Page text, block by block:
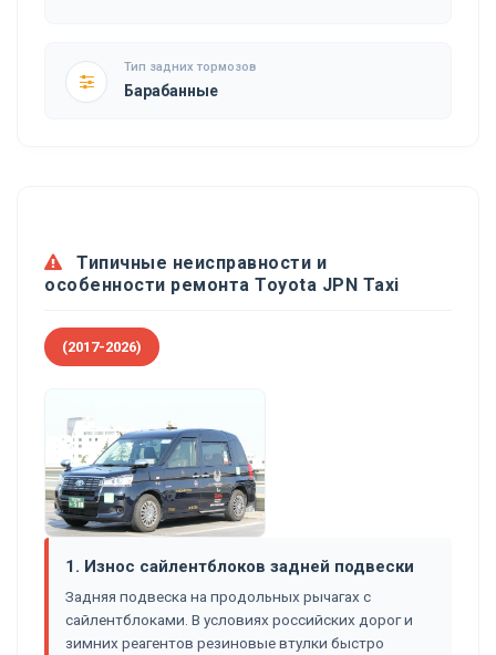
Тип задних тормозов
Барабанные
Типичные неисправности и
особенности ремонта Toyota JPN Taxi
(2017-2026)
1. Износ сайлентблоков задней подвески
Задняя подвеска на продольных рычагах с
сайлентблоками. В условиях российских дорог и
зимних реагентов резиновые втулки быстро